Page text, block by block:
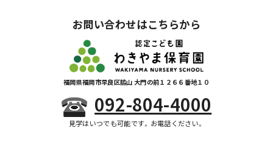
お問い合わせはこちらから
福岡県福岡市早良区脇山 大門の前１２６６番地１０
092-804-4000
見学はいつでも可能です。お電話ください。